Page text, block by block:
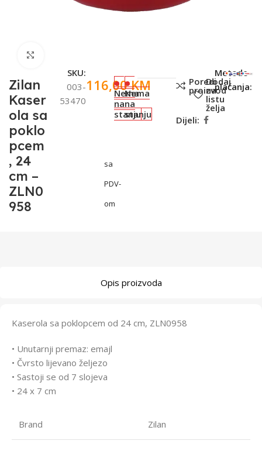
Zilan
Kaser
ola sa
poklo
pcem
, 24
cm –
ZLN0
958
SKU:
003-
53470
116,00KM
sa
PDV-
om
Nema
na
stanju
Nema
na
stanju
Poredi
proizvod
Dodaj
na
listu
želja
Dijeli:
Metode
plaćanja:
Opis proizvoda
Kaserola sa poklopcem od 24 cm, ZLN0958
• Unutarnji premaz: emajl
• Čvrsto lijevano željezo
• Sastoji se od 7 slojeva
• 24 x 7 cm
Brand Zilan